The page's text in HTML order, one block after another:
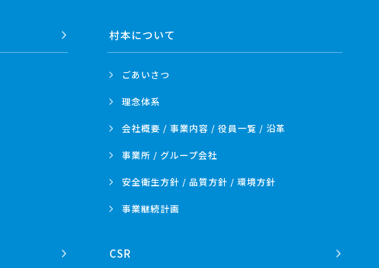
村本について
ごあいさつ
理念体系
会社概要 / 事業内容 / 役員一覧 / 沿革
事業所 / グループ会社
安全衛生方針 / 品質方針 / 環境方針
事業継続計画
CSR